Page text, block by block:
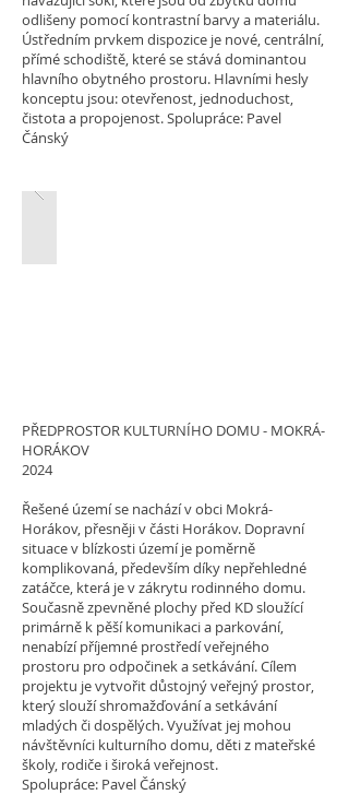
odlišeny pomocí kontrastní barvy a materiálu.
Ústředním prvkem dispozice je nové, centrální,
přímé schodiště, které se stává dominantou
hlavního obytného prostoru. Hlavními hesly
konceptu jsou: otevřenost, jednoduchost,
čistota a propojenost. Spolupráce: Pavel
Čánský
PŘEDPROSTOR KULTURNÍHO DOMU - MOKRÁ-
HORÁKOV
2024
Řešené území se nachází v obci Mokrá-
Horákov, přesněji v části Horákov. Dopravní
situace v blízkosti území je poměrně
komplikovaná, především díky nepřehledné
zatáčce, která je v zákrytu rodinného domu.
Současně zpevněné plochy před KD sloužící
primárně k pěší komunikaci a parkování,
nenabízí příjemné prostředí veřejného
prostoru pro odpočinek a setkávání. Cílem
projektu je vytvořit důstojný veřejný prostor,
který slouží shromažďování a setkávání
mladých či dospělých. Využívat jej mohou
návštěvníci kulturního domu, děti z mateřské
školy, rodiče i široká veřejnost.
Spolupráce: Pavel Čánský